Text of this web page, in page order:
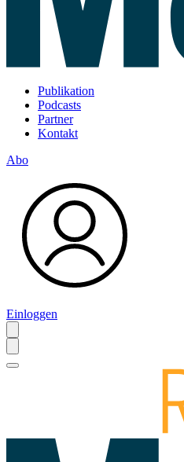
Publikation
Podcasts
Partner
Kontakt
Abo
Einloggen